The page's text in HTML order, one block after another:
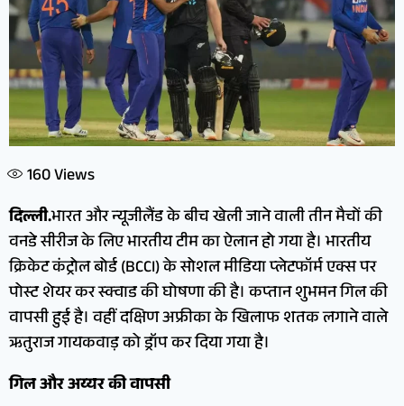
160Views
दिल्ली.भारत और न्यूजीलैंड के बीच खेली जाने वाली तीन मैचों की
वनडे सीरीज के लिए भारतीय टीम का ऐलान हो गया है। भारतीय
क्रिकेट कंट्रोल बोर्ड (BCCI) के सोशल मीडिया प्लेटफॉर्म एक्स पर
पोस्ट शेयर कर स्क्वाड की घोषणा की है। कप्तान शुभमन गिल की
वापसी हुई है। वहीं दक्षिण अफ्रीका के खिलाफ शतक लगाने वाले
ऋतुराज गायकवाड़ को ड्रॉप कर दिया गया है।
गिल और अय्यर की वापसी